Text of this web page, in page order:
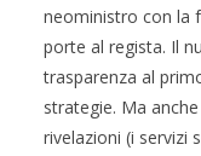
neoministro con la
porte al regista. Il
trasparenza al
strategie. Ma
rivelazioni (i servizi